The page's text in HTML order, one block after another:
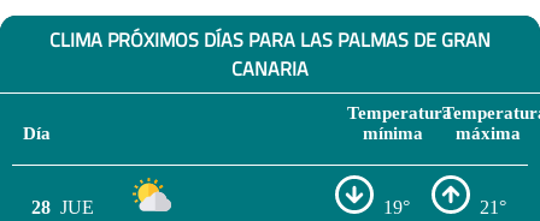
CLIMA PRÓXIMOS DÍAS PARA LAS PALMAS DE GRAN
CANARIA
Día
Temperatura
mínima
máxima
28 JUE 19° 21°